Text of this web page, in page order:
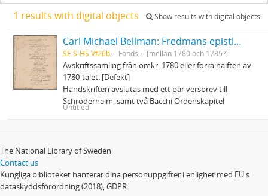
1 results with digital objects Show results with digital objects
Carl Michael Bellman: Fredmans epistlar och sånger m.fl. Bellman-texter
SE S-HS Vf26b Fonds [mellan 1780 och 1785?]
Avskriftssamling från omkr. 1780 eller förra hälften av
1780-talet. [Defekt]
Handskriften avslutas med ett par versbrev till
Schröderheim, samt två Bacchi Ordenskapitel
Untitled
The National Library of Sweden
Contact us
Kungliga biblioteket hanterar dina personuppgifter i enlighet med EU:s
dataskyddsförordning (2018), GDPR.